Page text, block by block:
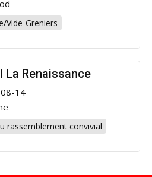
Vide-Greniers
La Renaissance
14
rassemblement convivial